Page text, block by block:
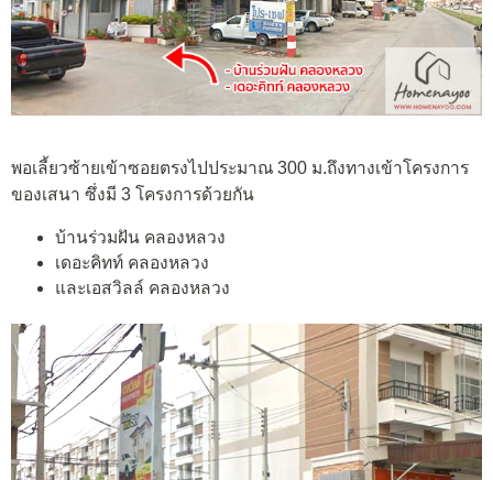
พอเลี้ยวซ้ายเข้าซอยตรงไปประมาณ 300 ม.ถึงทางเข้าโครงการ
ของเสนา ซึ่งมี 3 โครงการด้วยกัน
บ้านร่วมฝัน คลองหลวง
เดอะคิทท์ คลองหลวง
และเอสวิลล์ คลองหลวง